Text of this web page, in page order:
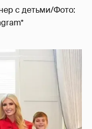
с детьми/Фото: